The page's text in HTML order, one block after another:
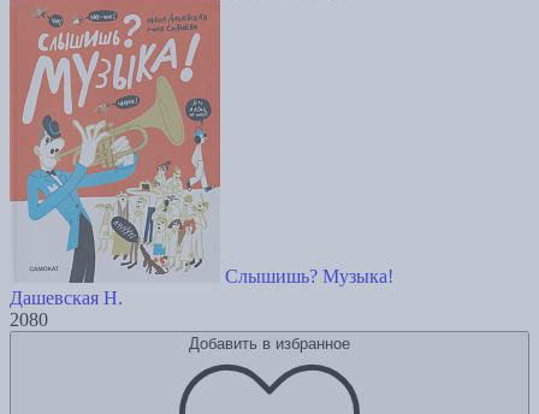
Слышишь? Музыка!
Дашевская Н.
2080
Добавить в избранное